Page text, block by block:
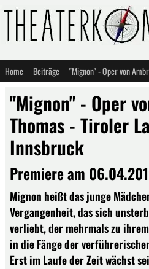
Home Beiträge
"Mignon" - Oper
Thomas - Tiroler
Innsbruck
Premiere am
Mignon heißt das junge
Vergangenheit, das sich
verliebt, der mehrmals zu
in die Fänge der
Erst im Laufe der Zeit wächst